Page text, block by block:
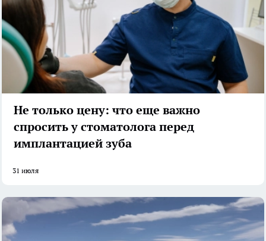
Не только цену: что еще важно
спросить у стоматолога перед
имплантацией зуба
31 июля